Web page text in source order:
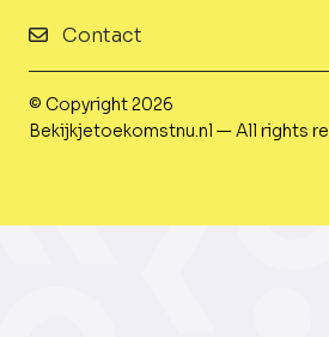
Contact
© Copyright 2026
Bekijkjetoekomstnu.nl — All rights